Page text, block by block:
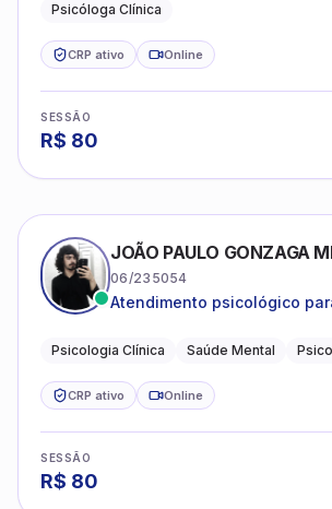
Psicóloga Clínica
CRP ativo Online
SESSÃO
R$ 80
JOÃO PAULO GONZAGA
06/235054
Atendimento psicológico
depressão e autoestima.
Psicologia Clínica Saúde Mental
CRP ativo Online
SESSÃO
R$ 80